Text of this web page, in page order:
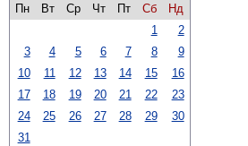
Пн
Вт Ср Чт Пт Сб
Нд
1
2
3
4 5 6 7 8
9
10
11 12 13 14 15
16
17
18 19 20 21 22
23
24
25 26 27 28 29
30
31